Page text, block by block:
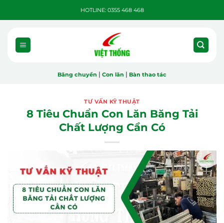
dung
HOTLINE: 0355 468 468
Băng chuyền | Con lăn | Bàn thao tác
TƯ VẤN KỸ THUẬT
8 Tiêu Chuẩn Con Lăn Băng Tải
Chất Lượng Cần Có